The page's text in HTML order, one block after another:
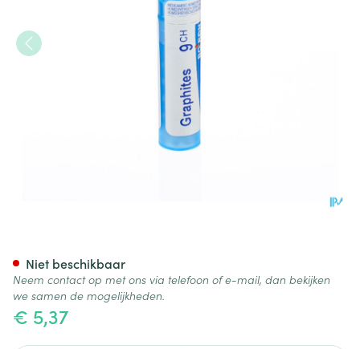
€ 5,37
Niet beschikbaar
Neem contact op met ons via telefoon of e-mail, dan bekijken
we samen de mogelijkheden.